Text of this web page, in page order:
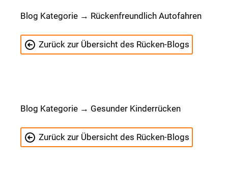
Blog Kategorie → Rückenfreundlich Autofahren
Zurück zur Übersicht des Rücken-Blogs
Blog Kategorie → Gesunder Kinderrücken
Zurück zur Übersicht des Rücken-Blogs